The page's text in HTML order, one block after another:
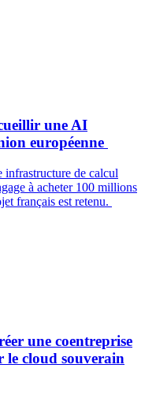
une AI
européenne
de calcul
à acheter 100 millions
français est retenu.
une coentreprise
le cloud souverain